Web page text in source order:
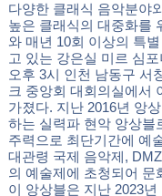
다양한 클래식 음악분야
높은 클래식의 대중화를
와 매년 10회 이상의 특
고 있는 강은실 미르 심
오후 3시 인천 남동구 서
크 중앙회 대회의실에서
가졌다. 지난 2016년 앙
하는 실력파 현악 앙상블
주력으로 최단기간에 예
대관령 국제 음악제,
의 예술제에 초청되어 문
이 앙상블은 지난 2023